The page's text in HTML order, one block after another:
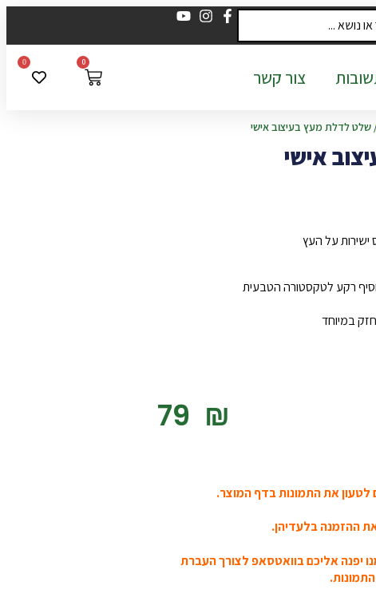
צור קשר
0
0
שלט לדלת מעץ בעיצוב אישי
אישי
רקע לטקסטורה הטבעית
במיוחד
‎79 ₪
לטעון את התמונות בדף המוצר.
ההזמנה בלעדיהן.
יפנה אליכם בוואטסאפ לצורך העברת
התמונות.